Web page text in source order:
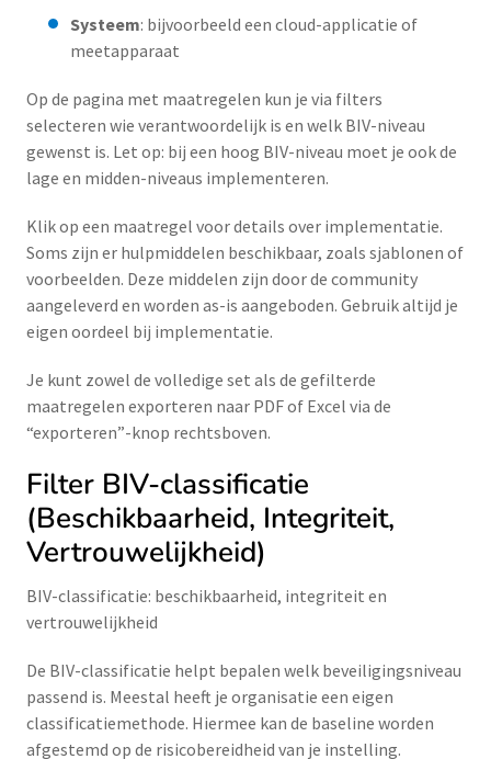
Systeem: bijvoorbeeld een cloud-applicatie of
meetapparaat
Op de pagina met maatregelen kun je via filters
selecteren wie verantwoordelijk is en welk BIV-niveau
gewenst is. Let op: bij een hoog BIV-niveau moet je ook de
lage en midden-niveaus implementeren.
Klik op een maatregel voor details over implementatie.
Soms zijn er hulpmiddelen beschikbaar, zoals sjablonen of
voorbeelden. Deze middelen zijn door de community
aangeleverd en worden as-is aangeboden. Gebruik altijd je
eigen oordeel bij implementatie.
Je kunt zowel de volledige set als de gefilterde
maatregelen exporteren naar PDF of Excel via de
“exporteren”-knop rechtsboven.
Filter BIV-classificatie
(Beschikbaarheid, Integriteit,
Vertrouwelijkheid)
BIV-classificatie: beschikbaarheid, integriteit en
vertrouwelijkheid
De BIV-classificatie helpt bepalen welk beveiligingsniveau
passend is. Meestal heeft je organisatie een eigen
classificatiemethode. Hiermee kan de baseline worden
afgestemd op de risicobereidheid van je instelling.